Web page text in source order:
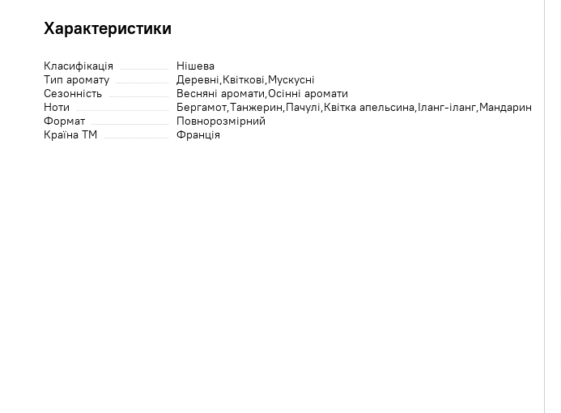
Характеристики
Класифікація
Нішева
Тип аромату
Деревні Квіткові Мускусні
Сезонність
Весняні аромати Осінні аромати
Ноти
Бергамот Танжерин Пачулі Квітка апельсина Іланг-іланг Мандарин
Формат
Повнорозмірний
Країна ТМ
Франція